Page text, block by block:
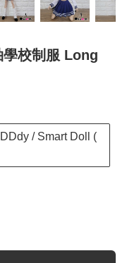
學校制服 Long
/ Smart Doll (